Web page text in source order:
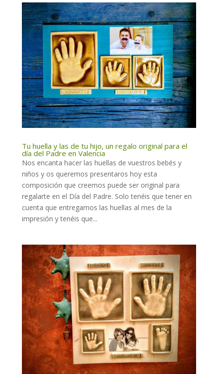
Tu huella y las de tu hijo, un regalo original para el
día del Padre en Valencia
Nos encanta hacer las huellas de vuestros bebés y
niños y os queremos presentaros hoy esta
composición que creemos puede ser original para
regalarte en el Día del Padre. Solo tenéis que tener en
cuenta que entregamos las huellas al mes de la
impresión y tenéis que...